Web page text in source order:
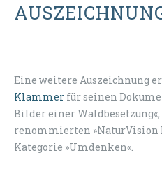
Eine weitere Auszeichnung
Klammer für seinen
Bilder einer
renommierten
Kategorie »Umdenken«.